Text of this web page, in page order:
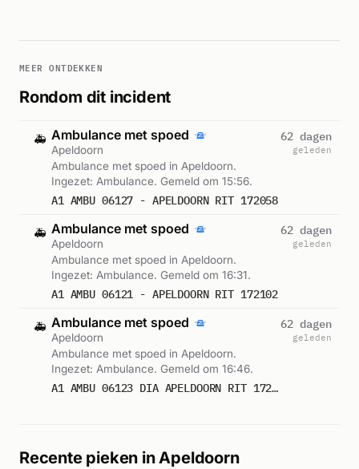
MEER ONTDEKKEN
Rondom dit incident
🚑 Ambulance met spoed
Apeldoorn
Ambulance met spoed in Apeldoorn.
Ingezet: Ambulance. Gemeld om 15:56.
A1 AMBU 06127 - APELDOORN RIT 172058
62 dagen
geleden
🚑 Ambulance met spoed
Apeldoorn
Ambulance met spoed in Apeldoorn.
Ingezet: Ambulance. Gemeld om 16:31.
A1 AMBU 06121 - APELDOORN RIT 172102
62 dagen
geleden
🚑 Ambulance met spoed
Apeldoorn
Ambulance met spoed in Apeldoorn.
Ingezet: Ambulance. Gemeld om 16:46.
A1 AMBU 06123 DIA APELDOORN RIT 172120
62 dagen
geleden
Recente pieken in Apeldoorn